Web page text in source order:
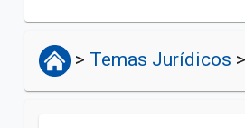
> Temas Jurídicos >